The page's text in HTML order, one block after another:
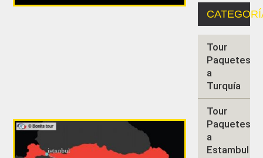
Tour
Paquetes
a
Turquía
Tour
Paquetes
a
Estambul